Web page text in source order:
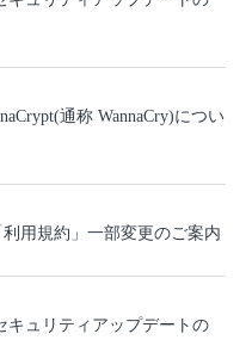
通称 WannaCry)につい
利用規約」一部変更のご案内
キュリティアップデートの